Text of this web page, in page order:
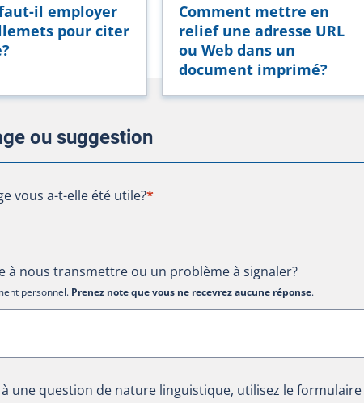
il employer
pour citer
Comment mettre en
relief une adresse URL
ou Web dans un
document imprimé?
ou suggestion
vous a-t-elle été utile?
vous a-t-elle été utile?*
à nous transmettre ou un problème à signaler?
personnel. Prenez note que vous ne recevrez aucune réponse.
une question de nature linguistique, utilisez le formulaire